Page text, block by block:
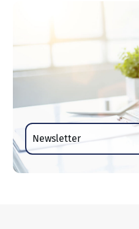
Newsletter